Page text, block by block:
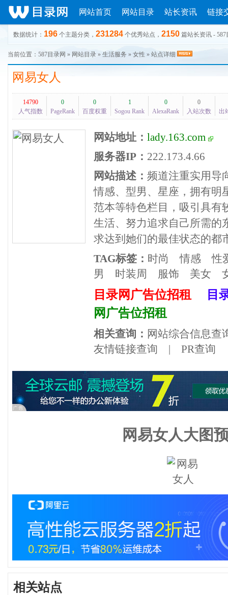
网站首页 网站目录 站长资讯 链接
数据统计： 196 个主题分类， 231284 个优秀站点， 2150 篇站长资讯 - 587
当前位置： 587目录网 » 网站目录 » 生活服务 » 女性 » 站点详细
网易女人
14790
人气指数
0
PageRank
0
百度权重
1
Sogou Rank
0
AlexaRank
0
入站次数
出
网站地址： lady.163.com
服务器IP： 222.173.4.66
网站描述： 频道注重实用导
情感、型男、星座，拥有明
范本等特色栏目，吸引具有
生活、努力追求自己所需的
求达到她们的最佳状态的都
TAG标签： 时尚 情感
性
男
时装周 服饰 美女
目录网广告位招租
目
网广告位招租
相关查询： 网站综合信息查
友情链接查询
PR查询
网易女人大图
相关站点